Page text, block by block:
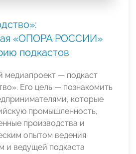
«ОПОРА РОССИИ»
подкастов
медиапроект — подкаст
Его цель — познакомить
которые
промышленность,
производства и
опытом ведения
и ведущей подкаста